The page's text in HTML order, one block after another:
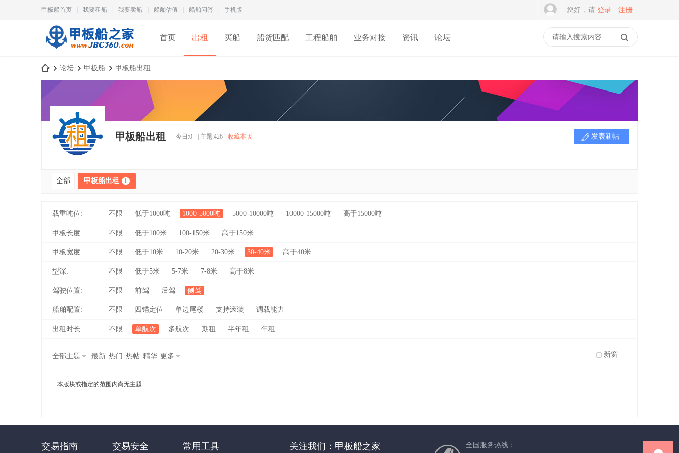
甲板船首页 我要租船 我要卖船 船舶估值 船舶问答 手机版 您好，请 登录 注册
首页 出租 买船 船货匹配 工程船舶 业务对接 资讯 论坛
论坛
›
甲板船 甲板船出租
甲板船出租 今日:0 主题:426 收藏本版 发表新帖
全部 甲板船出租 1
载重吨位: 不限 低于1000吨 1000-5000吨 5000-10000吨 10000-15000吨 高于15000吨
甲板长度: 不限 低于100米 100-150米 高于150米
甲板宽度: 不限 低于10米 10-20米 20-30米 30-40米 高于40米
型深: 不限 低于5米 5-7米 7-8米 高于8米
驾驶位置: 不限 前驾 后驾 侧驾
船舶配置: 不限 四锚定位 单边尾楼 支持滚装 调载能力
出租时长: 不限 单航次 多航次 期租 半年租 年租
新窗
全部主题 最新 热门 热帖 精华 更多
本版块或指定的范围内尚无主题
交易指南 交易安全 常用工具 关注我们：甲板船之家 全国服务热线：